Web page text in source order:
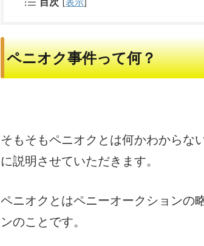
ペニオク事件って何？
そもそもペニオクとは何かわからな
に説明させていただきます。
ペニオクとはペニーオークションの
ンのことです。